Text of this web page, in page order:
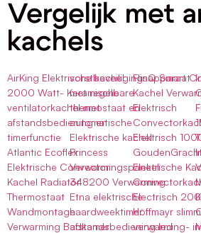
Vergelijk met
kachels
AirKing Elektrische kachel
2000 Watt- Keramische
ventilatorkachel met
afstandsbediening en
timerfunctie
Atlantic Ecoflex
Elektrische Convector
Kachel Radiator
Thermostaat
Wandmontage
Verwarming Badkamer
vorstbeveiligingsapparaat
met regelbare
thermostaat en
automatische
Elektrische kachel
Princess
Verwarmingspaneel
348200 Verwarming
Etna elektrische
haardweektimer
afstandsbediening led
FlinQ Smart
Kachel
Elektrisch
Elektrisch
Elektrische
Electrisch
Höffmayr
verwarming-